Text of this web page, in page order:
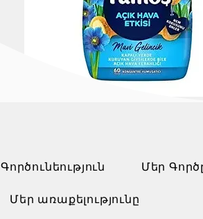
Գործունեություն Մեր
Մեր առաքելությունը